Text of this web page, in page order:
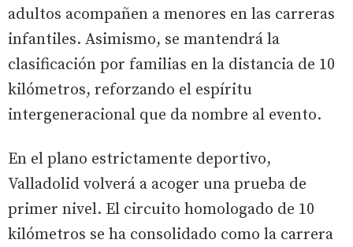
adultos acompañen a menores en las carreras
infantiles. Asimismo, se mantendrá la
clasificación por familias en la distancia de 10
kilómetros, reforzando el espíritu
intergeneracional que da nombre al evento.
En el plano estrictamente deportivo,
Valladolid volverá a acoger una prueba de
primer nivel. El circuito homologado de 10
kilómetros se ha consolidado como la carrera